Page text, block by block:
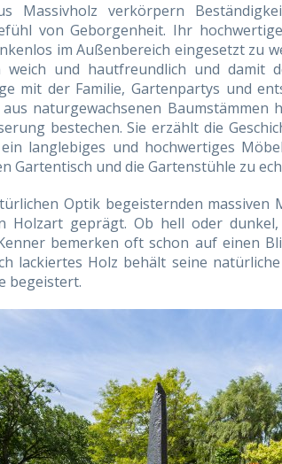
Massivholz verkörpern
von Geborgenheit. Ihr
im Außenbereich eingesetzt zu
weich und hautfreundlich und damit
mit der Familie, Gartenpartys und
naturgewachsenen Baumstämmen
bestechen. Sie erzählt die
langlebiges und hochwertiges
Gartentisch und die Gartenstühle zu
Optik begeisternden massiven
Holzart geprägt. Ob hell oder
bemerken oft schon auf einen
lackiertes Holz behält seine
begeistert.